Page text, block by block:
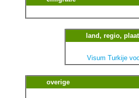
land, regio,
Visum Turkije
overige